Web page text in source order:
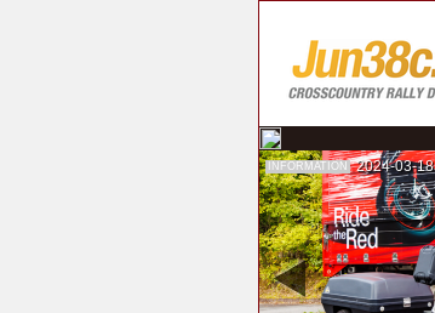
INFORMATION 2024-03-18